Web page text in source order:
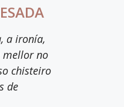
a ironía,
mellor no
chisteiro
de